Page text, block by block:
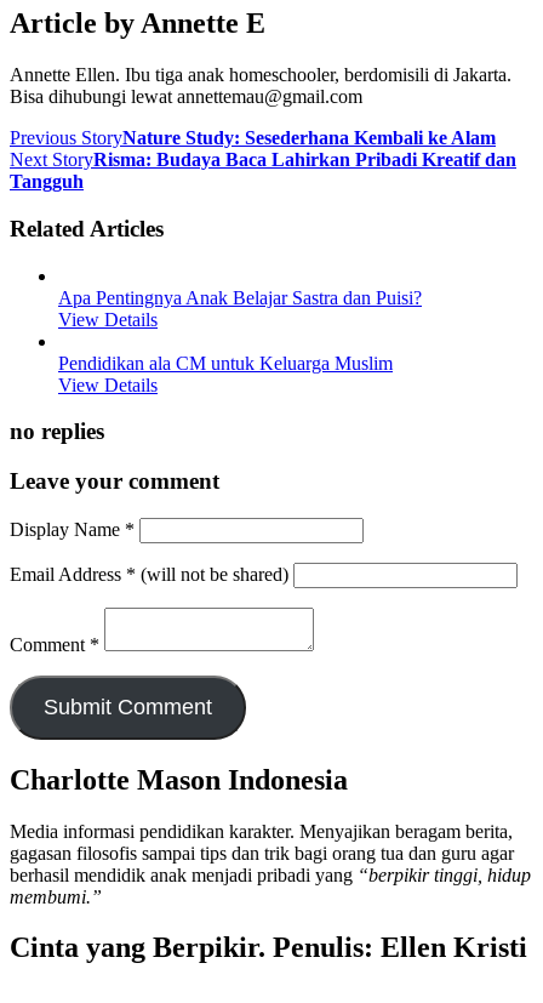
Article byAnnette E
Annette Ellen. Ibu tiga anak homeschooler, berdomisili di Jakarta.
Bisa dihubungi lewat annettemau@gmail.com
Previous StoryNature Study: Sesederhana Kembali ke Alam
Next StoryRisma: Budaya Baca Lahirkan Pribadi Kreatif dan
Tangguh
Related Articles
Apa Pentingnya Anak Belajar Sastra dan Puisi?
View Details
Pendidikan ala CM untuk Keluarga Muslim
View Details
no replies
Leave your comment
Display Name *
Email Address * (will not be shared)
Comment *
Charlotte Mason Indonesia
Media informasi pendidikan karakter. Menyajikan beragam berita,
gagasan filosofis sampai tips dan trik bagi orang tua dan guru agar
berhasil mendidik anak menjadi pribadi yang “berpikir tinggi, hidup
membumi.”
Cinta yang Berpikir. Penulis: Ellen Kristi